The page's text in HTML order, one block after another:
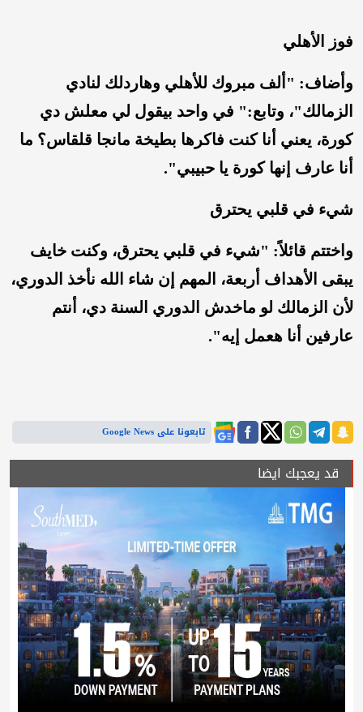
فوز الأهلي
وأضاف: "ألف مبروك للأهلي وهاردلك لنادي
الزمالك"، وتابع:" في واحد بيقول لي معلش دي
كورة، يعني أنا كنت فاكرها بطيخة مانجا قلقاس؟ ما
أنا عارف إنها كورة يا حبيبي".
شيء في قلبي يحترق
واختتم قائلاً: "شيء في قلبي يحترق، وكنت خايف
يبقى الأهداف أربعة، المهم إن شاء الله نأخذ الدوري،
لأن الزمالك لو ماخدش الدوري السنة دي، أنتم
عارفين أنا هعمل إيه".
تابعونا على Google News
قد يعجبك ايضا